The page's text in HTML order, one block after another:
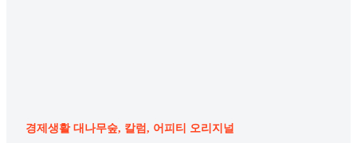
경제생활 대나무숲 칼럼 어피티 오리지널